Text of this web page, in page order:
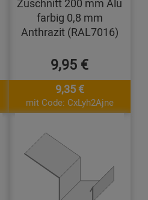
Zuschnitt 200 mm Alu
farbig 0,8 mm
Anthrazit (RAL7016)
9,95 €
9,35 €
mit Code: CxLyh2Ajne